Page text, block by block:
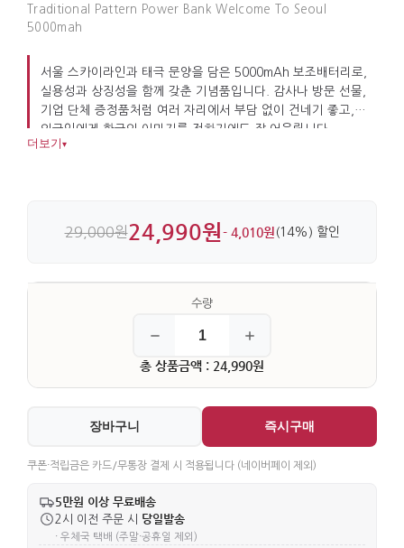
Traditional Pattern Power Bank Welcome To Seoul
5000mah
서울 스카이라인과 태극 문양을 담은 5000mAh 보조배터리로,
실용성과 상징성을 함께 갖춘 기념품입니다. 감사나 방문 선물,
기업 단체 증정품처럼 여러 자리에서 부담 없이 건네기 좋고,
외국인에게 한국의 이미지를 전하기에도 잘 어울립니다.
합성수지와 플라스틱 소재로 가볍고, 손에 쥐기 좋은
더보기 ▾
29,000원24,990원- 4,010원 (14%) 할인
총 상품금액 : 24,990원
장바구니 즉시구매
쿠폰·적립금은 카드/무통장 결제 시 적용됩니다 (네이버페이 제외)
5만원 이상 무료배송
2시 이전 주문 시 당일발송
· 우체국 택배 (주말·공휴일 제외)